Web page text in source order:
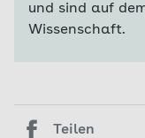
und sind auf
Wissenschaft.
Teilen